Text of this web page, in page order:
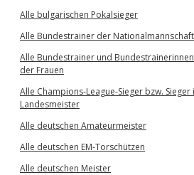
Alle bulgarischen Pokalsieger
Alle Bundestrainer der Nationalmannschaft
Alle Bundestrainer und
der Frauen
Alle Champions-League-Sieger bzw.
Landesmeister
Alle deutschen Amateurmeister
Alle deutschen EM-Torschützen
Alle deutschen Meister